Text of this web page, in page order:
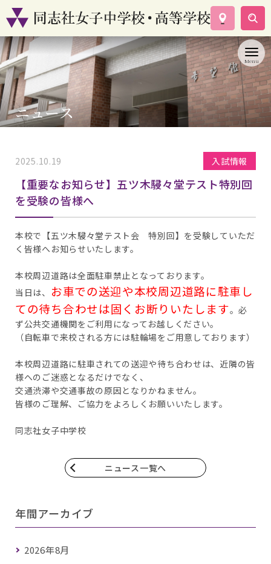
学校案内
コース紹介
学校生活
入試情報
資料請求
ニュース
2025.10.19 入試情報
【重要なお知らせ】五ツ木駸々堂テスト特別回
を受験の皆様へ
本校で【五ツ木駸々堂テスト会 特別回】を受験していただ
く皆様へお知らせいたします。
本校周辺道路は全面駐車禁止となっております。
当日は、 お車での送迎や本校周辺道路に駐車し
ての待ち合わせは固くお断りいたします。必
ず公共交通機関をご利用になってお越しください。
（自転車で来校される方には駐輪場をご用意しております）
本校周辺道路に駐車されての送迎や待ち合わせは、近隣の皆
様へのご迷惑となるだけでなく、
交通渋滞や交通事故の原因となりかねません。
皆様のご理解、ご協力をよろしくお願いいたします。
同志社女子中学校
ニュース一覧へ
年間アーカイブ
2026年8月